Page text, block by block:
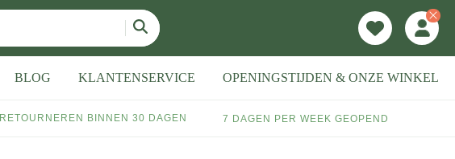
BLOG KLANTENSERVICE OPENINGSTIJDEN & ONZE WINKEL
RETOURNEREN BINNEN 30 DAGEN 7 DAGEN PER WEEK GEOPEND